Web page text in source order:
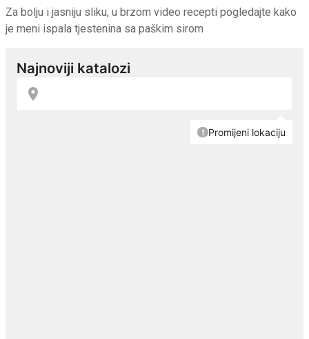
Za bolju i jasniju sliku, u brzom video recepti pogledajte kako
je meni ispala tjestenina sa paškim sirom